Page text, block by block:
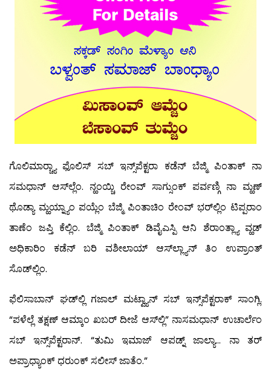
ಗೊಲಿಮಾರ್‍ಚ್ಯಾ ಫೊಲಿಸ್ ಸಬ್‍ ಇನ್ಸ್‌ಪೆಕ್ಟರಾ ಕಡೆನ್ ಬೆಜ್ಮಿ ಪಿಂತಾಕ್ ನಾ
ಸಮಧಾನ್ ಆಸ್‍ಲ್ಲೆಂ. ನ್ಹಂಯ್ಚಿ ರೇಂವ್ ಸಾಗ್ಸುಂಕ್ ಪರ್ವಣ್ಗಿ ನಾ ಮ್ಹಣ್
ಥೊಡ್ಯಾ ಮ್ಹಯ್ನ್ಯಾಂ ಪಯ್ಲೆಂ ಬೆಜ್ಮಿ ಪಿಂತಾಚಿಂ ರೇಂವ್ ಭರ್‌ಲ್ಲಿಂ ಟಿಪ್ಪರಾಂ
ತಾಣೆಂ ಜಪ್ತಿ ಕೆಲ್ಲಿಂ. ಬೆಜ್ಮಿ ಪಿಂತಾಕ್ ಡಿವೈಎಸ್ಪಿ ಆನಿ ಶೆರಾಂತ್ಲ್ಯಾ ವ್ಹಡ್
ಅಧಿಕಾರಿಂ ಕಡೆನ್ ಬರಿ ವಶೀಲಾಯ್ ಆಸ್‍ಲ್ಲ್ಯಾನ್ ತಿಂ ಉಪ್ರಾಂತ್
ಸೊಡ್‍ಲ್ಲಿಂ.
ಫೆಲಿಸಾಬಾನ್ ಘಡ್‍ಲ್ಲಿ ಗಜಾಲ್ ಮಟ್ವ್ಯಾನ್ ಸಬ್‍ ಇನ್ಸ್‌ಪೆಕ್ಟರಾಕ್ ಸಾಂಗ್ಲಿ.
“ಪಳೆಲ್ಲೆ ತಕ್ಷಣ್ ಆಮ್ಕಾಂ ಖಬರ್ ದೀಜೆ ಆಸ್‍ಲ್ಲಿ” ನಾಸಮಧಾನ್ ಉಚಾರ್ಲೆಂ
ಸಬ್‍ ಇನ್ಸ್‌ಪೆಕ್ಟರಾನ್. “ತುಮಿ ಇಮಾಜ್ ಆಪಡ್ನ್ ಜಾಲ್ಯಾ… ನಾ ತರ್
ಅಪ್ರಾಧ್ಯಾಂಕ್ ಧರುಂಕ್ ಸಲೀಸ್ ಜಾತೆಂ.”